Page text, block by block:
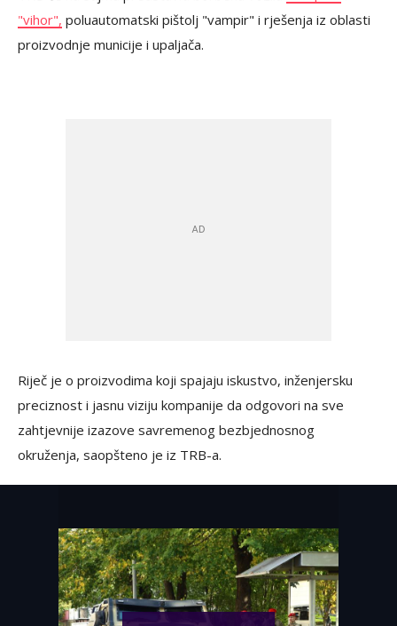
"vihor", poluautomatski pištolj "vampir" i rješenja iz oblasti
proizvodnje municije i upaljača.
Riječ je o proizvodima koji spajaju iskustvo, inženjersku
preciznost i jasnu viziju kompanije da odgovori na sve
zahtjevnije izazove savremenog bezbjednosnog
okruženja, saopšteno je iz TRB-a.